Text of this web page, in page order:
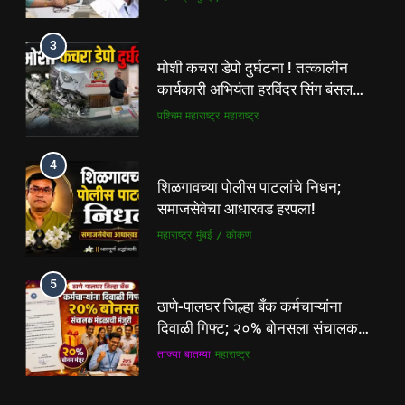
4
शिळगावच्या पोलीस पाटलांचे निधन;
समाजसेवेचा आधारवड हरपला!
5
ठाणे-पालघर जिल्हा बँक कर्मचाऱ्यांना
दिवाळी गिफ्ट; २०% बोनसला संचालक
6
आळंदी शहरातील पथविक्रेत्यांवर होणारा
अन्याय सहन केला जाणार नाही – पुणे
जिल्हा अध्यक्ष सोनवणे
3
मोशी कचरा डेपो दुर्घटना ! तत्कालीन
कार्यकारी अभियंता हरविंदर सिंग बंसल
यांच्या चौकशीची मागणी
पश्चिम महाराष्ट्र महाराष्ट्र
4
शिळगावच्या पोलीस पाटलांचे निधन;
समाजसेवेचा आधारवड हरपला!
महाराष्ट्र मुंबई / कोकण
5
ठाणे-पालघर जिल्हा बँक कर्मचाऱ्यांना
दिवाळी गिफ्ट; २०% बोनसला संचालक
मंडळाची मंजुरी
ताज्या बातम्या महाराष्ट्र